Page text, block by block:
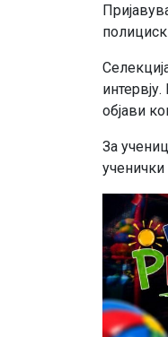
објави
За